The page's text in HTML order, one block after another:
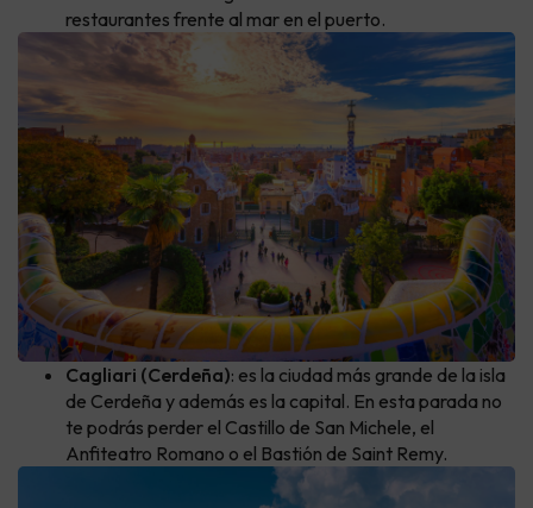
restaurantes frente al mar en el puerto.
Cagliari (Cerdeña): es la ciudad más grande de la isla
de Cerdeña y además es la capital. En esta parada no
te podrás perder el Castillo de San Michele, el
Anfiteatro Romano o el Bastión de Saint Remy.